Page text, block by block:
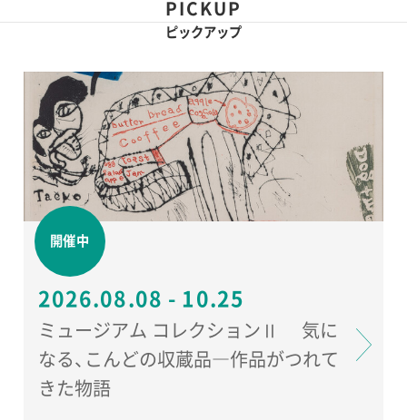
PICKUP
ピックアップ
開催中
2026.08.08 - 10.25
ミュージアム コレクションⅡ 気に
なる、こんどの収蔵品―作品がつれて
きた物語